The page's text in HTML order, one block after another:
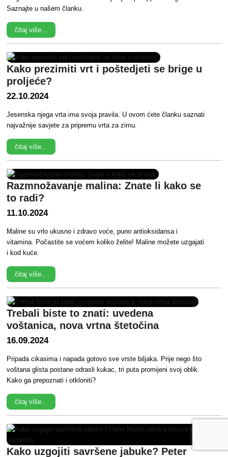
Saznajte u našem članku.
čitaj više...
Kako prezimiti vrt i poštedjeti se brige u
proljeće?
22.10.2024
Jesenska njega vrta ima svoja pravila. U ovom ćete članku saznati
najvažnije savjete za pripremu vrta za zimu.
čitaj više...
Razmnožavanje malina: Znate li kako se
to radi?
11.10.2024
Maline su vrlo ukusno i zdravo voće, puno antioksidansa i
vitamina. Počastite se voćem koliko želite! Maline možete uzgajati
i kod kuće.
čitaj više...
Trebali biste to znati: uvedena
voštanica, nova vrtna štetočina
16.09.2024
Pripada cikasima i napada gotovo sve vrste biljaka. Prije nego što
voštana glista postane odrasli kukac, tri puta promijeni svoj oblik.
Kako ga prepoznati i otkloniti?
čitaj više...
Kako uzgojiti savršene jabuke? Peter